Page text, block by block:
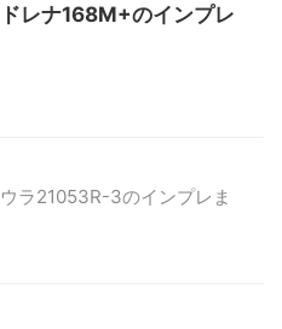
レナ168M+のインプレ
ラ21053R-3のインプレま